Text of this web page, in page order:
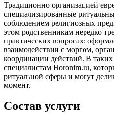
Традиционно организацией
специализированные
соблюдением религиозных
этом родственникам нередко
практических вопросах:
взаимодействии с моргом,
координации действий. В таких
специалистам Horonim.ru,
ритуальной сферы и могут
момент.
Состав услуги